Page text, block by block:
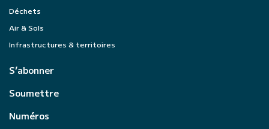
Déchets
Air & Sols
Infrastructures & territoires
S’abonner
Soumettre
Numéros